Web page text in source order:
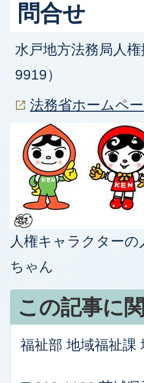
問合せ
水戸地方法務局人
9919）
法務省ホームペ
人権キャラクター
ちゃん
この記事に
福祉部 地域福祉課